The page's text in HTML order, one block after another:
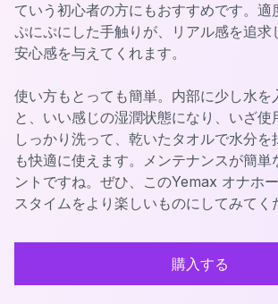
ていう初心者の方にもおすすめです。適
ぷにぷにした手触りが、リアル感を追求
安心感を与えてくれます。
使い方もとっても簡単。内部に少し水を
と、いい感じの湿潤状態になり、いざ使
しっかり洗って、乾いたタオルで水分を
も快適に使えます。メンテナンスが簡単
ントですね。ぜひ、このYemax オナホ
スタイムをより楽しいものにしてみてく
購入する